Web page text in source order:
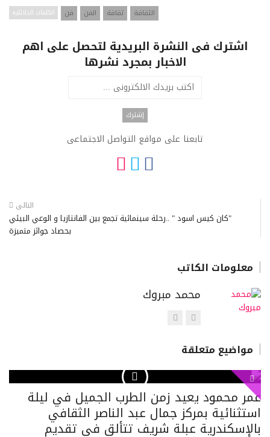
الكلمات الدلائليه فن الفن ثقافة الثقافة
اشترك فى النشرة البريدية لتحصل على اهم
الاخبار بمجرد نشرها
تابعنا على مواقع التواصل الاجتماعى
التالى
"كان كيس اسود " ..رحلة سينمائية تجمع بين الفانتازيا و الوعي البيئي
بحصاد جوائز متميزة
معلومات الكاتب
محمد مبروك
مواضيع متعلقة
عمر محمود يعيد زمن الطرب الجميل في ليلة
استثنائية بمركز جمال عبد الناصر الثقافي
بالإسكندرية عبلة شريف تتألق في تقديم